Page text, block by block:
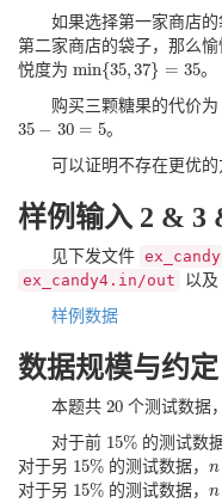
如果选择第一家商店
第二家商店的袋子，那么
悦度为 min{35, 37} = 35
min{35,37} = 35
。
购买三颗糖果的代价为
35 − 30 = 5
35 −30=5
。
可以证明不存在更优
样例输入 2 & 3
见下发文件
ex_candy4.in/out
以及
样例数据
数据规模与约定
本题共 20
20 个测试数据
对于前 15%
15% 的测试数
对于另 15%
15% 的测试数据，n
n
对于另 15%
15% 的测试数据，n
n